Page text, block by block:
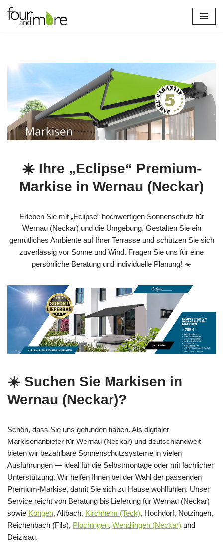
Zum
☀️ Ihre „Eclipse“ Premium-
Markise in Wernau (Neckar)
Erleben Sie mit „Eclipse“ hochwertigen Sonnenschutz für
Wernau (Neckar) und die Umgebung. Gestalten Sie ein
gemütliches Ambiente auf Ihrer Terrasse und schützen Sie sich
zuverlässig vor Sonne und Wind. Fragen Sie uns für eine
persönliche Beratung und individuelle Planung! ☀️
☀️ Suchen Sie Markisen in
Wernau (Neckar)?
Schön, dass Sie uns gefunden haben. Als digitaler
Markisenanbieter für Wernau (Neckar) und deutschlandweit
bieten wir bezahlbare Sonnenschutzsysteme in vielen
Ausführungen — ideal für die Selbstmontage oder mit fachlicher
Unterstützung. Wir helfen Ihnen bei der Wahl der passenden
Premium-Markise, damit Sie sich zu Hause wohlfühlen. Unser
Service reicht von Beratung bis Lieferung für Wernau (Neckar)
sowie Köngen, Altbach, Kirchheim (Teck), Hochdorf, Notzingen,
Reichenbach (Fils), Plochingen, Wendlingen (Neckar) und
Deizisau.